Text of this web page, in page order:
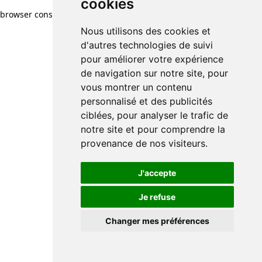
cookies
Nous utilisons des cookies et
d'autres technologies de suivi
pour améliorer votre expérience
de navigation sur notre site, pour
vous montrer un contenu
personnalisé et des publicités
ciblées, pour analyser le trafic de
notre site et pour comprendre la
provenance de nos visiteurs.
J'accepte
Je refuse
Changer mes préférences
browser console for more information)